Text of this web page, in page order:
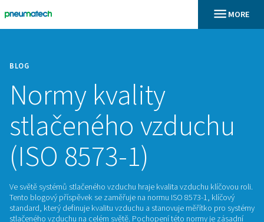
BLOG
Normy kvality
stlačeného
(ISO 8573-1)